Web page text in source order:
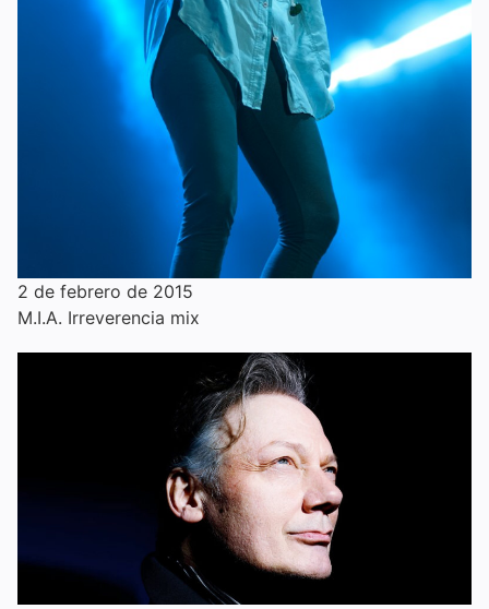
2 de febrero de 2015
M.I.A. Irreverencia mix